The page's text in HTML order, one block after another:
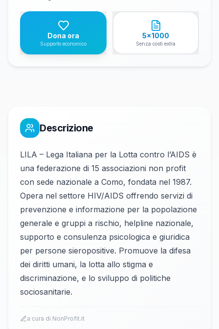
Dona ora
Supporto economico
5x1000
Senza costi extra
Descrizione
LILA – Lega Italiana per la Lotta contro l’AIDS è
una federazione di 15 associazioni non profit
con sede nazionale a Como, fondata nel 1987.
Opera nel settore HIV/AIDS offrendo servizi di
prevenzione e informazione per la popolazione
generale e gruppi a rischio, helpline nazionale,
supporto e consulenza psicologica e giuridica
per persone sieropositive. Promuove la difesa
dei diritti umani, la lotta allo stigma e
discriminazione, e lo sviluppo di politiche
sociosanitarie.
a cura di NonProfit.it